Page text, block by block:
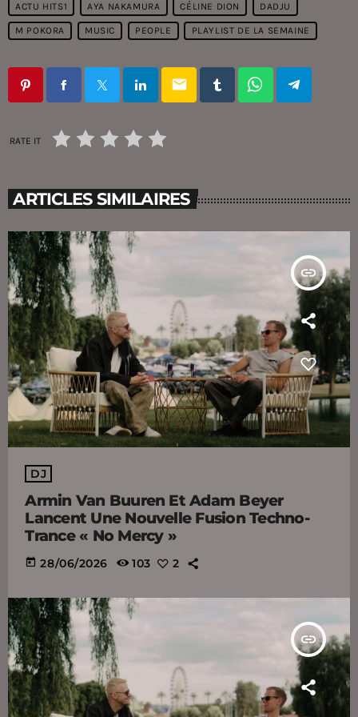
ACTU HITS1 AYA NAKAMURA CÉLINE DION DADJU
M POKORA MUSIC PEOPLE PLAYLIST DE LA SEMAINE
email
RATE IT
ARTICLES SIMILAIRES
insert_link
DJ
Armin Van Buuren Et Adam Beyer
Lancent Une Nouvelle Fusion Techno-
Trance « No Mercy »
today 28/06/2026 103 2
insert_link